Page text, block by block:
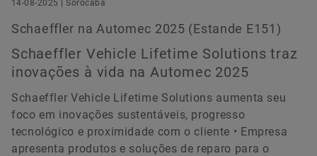
14-08-2025 | Sorocaba
Schaeffler na Automec 2025 (Estande E151)
Schaeffler Vehicle Lifetime Solutions traz
inovações à vida na Automec 2025
Schaeffler Vehicle Lifetime Solutions aumenta seu
foco em inovações sustentáveis, progresso
tecnológico e proximidade com o cliente • Empresa
apresenta produtos e soluções de reparo para o